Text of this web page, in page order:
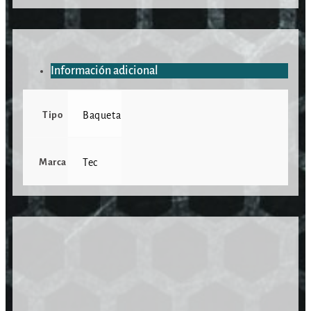
Información adicional
Tipo Baqueta
Marca Tec